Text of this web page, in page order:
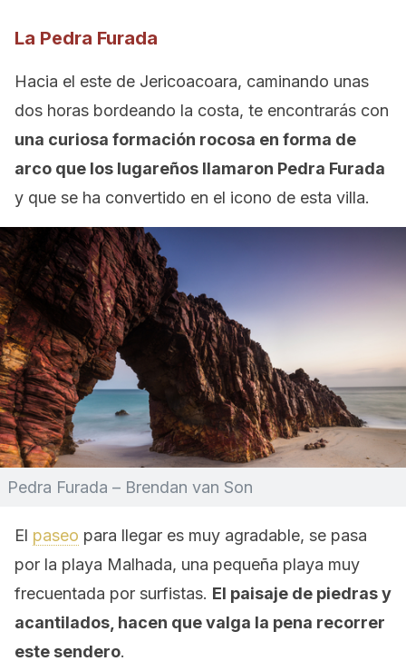
La Pedra Furada
Hacia el este de Jericoacoara, caminando unas
dos horas bordeando la costa, te encontrarás con
una curiosa formación rocosa en forma de
arco que los lugareños llamaron Pedra Furada
y que se ha convertido en el icono de esta villa.
Pedra Furada – Brendan van Son
El paseo para llegar es muy agradable, se pasa
por la playa Malhada, una pequeña playa muy
frecuentada por surfistas. El paisaje de piedras y
acantilados, hacen que valga la pena recorrer
este sendero.